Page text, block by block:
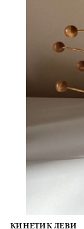
КИНЕТИК ЛЕВИ